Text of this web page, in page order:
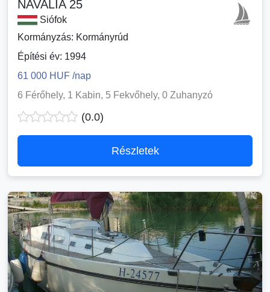
NAVALIA 25
Siófok
Kormányzás: Kormányrúd
Építési év: 1994
61 000 HUF /nap
6 Férőhely, 1 Kabin, 5 Fekvőhely, 0 Zuhanyzó
(0.0)
Részletek